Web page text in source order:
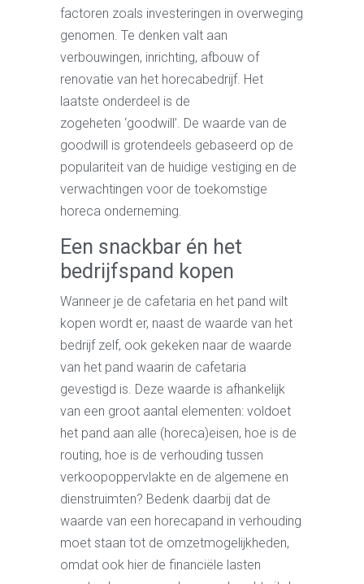
factoren zoals investeringen in overweging
genomen. Te denken valt aan
verbouwingen, inrichting, afbouw of
renovatie van het horecabedrijf. Het
laatste onderdeel is de
zogeheten ‘goodwill’. De waarde van de
goodwill is grotendeels gebaseerd op de
populariteit van de huidige vestiging en de
verwachtingen voor de toekomstige
horeca onderneming.
Een snackbar én het
bedrijfspand kopen
Wanneer je de cafetaria en het pand wilt
kopen wordt er, naast de waarde van het
bedrijf zelf, ook gekeken naar de waarde
van het pand waarin de cafetaria
gevestigd is. Deze waarde is afhankelijk
van een groot aantal elementen: voldoet
het pand aan alle (horeca)eisen, hoe is de
routing, hoe is de verhouding tussen
verkoopoppervlakte en de algemene en
dienstruimten? Bedenk daarbij dat de
waarde van een horecapand in verhouding
moet staan tot de omzetmogelijkheden,
omdat ook hier de financiële lasten